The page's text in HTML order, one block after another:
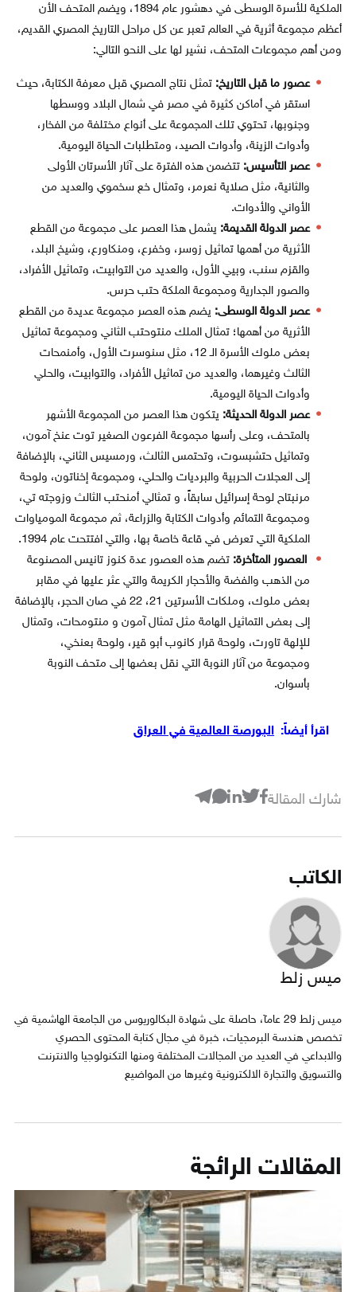
الملكية للأسرة الوسطى في دهشور عام 1894، ويضم المتحف الأن
أعظم مجموعة أثرية في العالم تعبر عن كل مراحل التاريخ المصري القديم،
ومن أهم مجموعات المتحف، نشير لها على النحو التالي:
عصور ما قبل التاريخ: تمثل نتاج المصري قبل معرفة الكتابة، حيث
استقر في أماكن كثيرة في مصر في شمال البلاد ووسطها
وجنوبها، تحتوي تلك المجموعة على أنواع مختلفة من الفخار،
وأدوات الزينة، وأدوات الصيد، ومتطلبات الحياة اليومية.
عصر التأسيس: تتضمن هذه الفترة على آثار الأسرتان الأولى
والثانية، مثل صلاية نعرمر، وتمثال خع سخموي والعديد من
الأواني والأدوات.
عصر الدولة القديمة: يشمل هذا العصر على مجموعة من القطع
الأثرية من أهمها تماثيل زوسر، وخفرع، ومنكاورع، وشيخ البلد،
والقزم سنب، وبيي الأول، والعديد من التوابيت، وتماثيل الأفراد،
والصور الجدارية ومجموعة الملكة حتب حرس.
عصر الدولة الوسطى: يضم هذه العصر مجموعة عديدة من القطع
الأثرية من أهمها؛ تمثال الملك منتوحتب الثاني ومجموعة تماثيل
بعض ملوك الأسرة الـ 12، مثل سنوسرت الأول، وأمنمحات
الثالث وغيرهما، والعديد من تماثيل الأفراد، والتوابيت، والحلي
وأدوات الحياة اليومية.
عصر الدولة الحديثة: يتكون هذا العصر من المجموعة الأشهر
بالمتحف، وعلى رأسها مجموعة الفرعون الصغير توت عنخ آمون،
وتماثيل حتشبسوت، وتحتمس الثالث، ورمسيس الثاني، بالإضافة
إلى العجلات الحربية والبرديات والحلي، ومجموعة إخناتون، ولوحة
مرنبتاح لوحة إسرائيل سابقاً، و تمثالي أمنحتب الثالث وزوجته تي،
ومجموعة التمائم وأدوات الكتابة والزراعة، ثم مجموعة المومياوات
الملكية التي تعرض في قاعة خاصة بها، والتي افتتحت عام 1994.
العصور المتأخرة: تضم هذه العصور عدة كنوز تانيس المصنوعة
من الذهب والفضة والأحجار الكريمة والتي عثر عليها في مقابر
بعض ملوك، وملكات الأسرتين 21، 22 في صان الحجر، بالإضافة
إلى بعض التماثيل الهامة مثل تمثال آمون و منتومحات، وتمثال
للإلهة تاورت، ولوحة قرار كانوب أبو قير، ولوحة بعنخي،
ومجموعة من آثار النوبة التي نقل بعضها إلى متحف النوبة
بأسوان.
اقرأ أيضاً: البورصة العالمية في العراق
شارك المقالة
الكاتب
ميس زلط
ميس زلط 29 عامآ، حاصلة على شهادة البكالوريوس من الجامعة الهاشمية في
تخصص هندسة البرمجيات، خبرة في مجال كتابة المحتوى الحصري
والابداعي في العديد من المجالات المختلفة ومنها التكنولوجيا والانترنت
والتسويق والتجارة الالكترونية وغيرها من المواضيع
المقالات الرائجة